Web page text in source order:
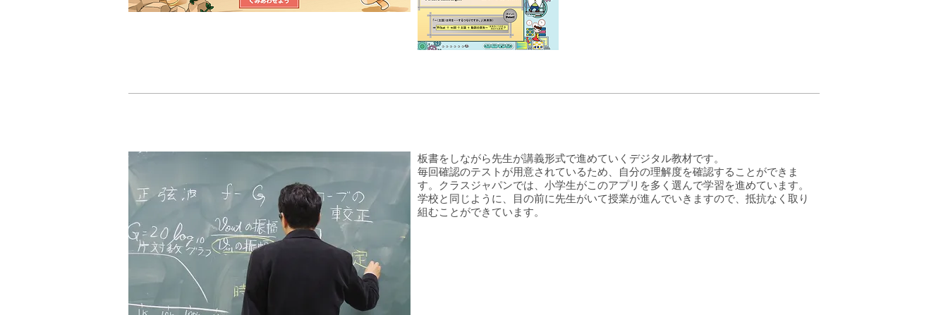
板書をしながら先生が講義形式で進めていくデジタル教材です。
毎回確認のテストが用意されているため、自分の理解度を確認することができま
す。クラスジャパンでは、小学生がこのアプリを多く選んで学習を進めています。
学校と同じように、目の前に先生がいて授業が進んでいきますので、抵抗なく取り
組むことができています。